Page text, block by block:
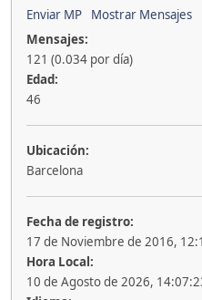
Enviar MP
Mostrar Mensajes
Mensajes:
121 (0.034 por día)
Edad:
46
Ubicación:
Barcelona
Fecha de registro:
17 de Noviembre de 2016,
Hora Local:
10 de Agosto de 2026,